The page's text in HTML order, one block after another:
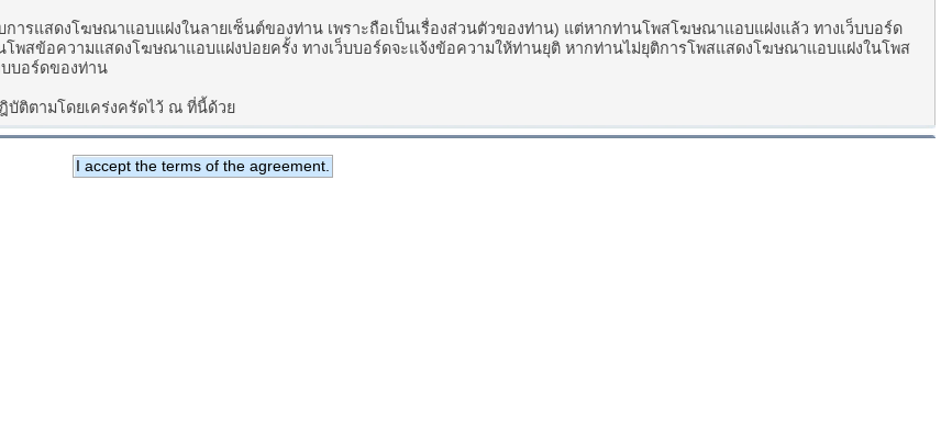
ารแสดงโฆษณาแอบแฝงในลายเซ็นต์ของท่าน เพราะถือเป็นเรื่องส่วนตัวของท่าน) แต่หากท่านโพสโฆษณาแอบแฝงแล้ว ทางเว็บบอร์ด
พสข้อความแสดงโฆษณาแอบแฝงบ่อยครั้ง ทางเว็บบอร์ดจะแจ้งข้อความให้ท่านยุติ หากท่านไม่ยุติการโพสแสดงโฆษณาแอบแฝงในโพส
บบอร์ดของท่าน
บัติตามโดยเคร่งครัดไว้ ณ ที่นี้ด้วย